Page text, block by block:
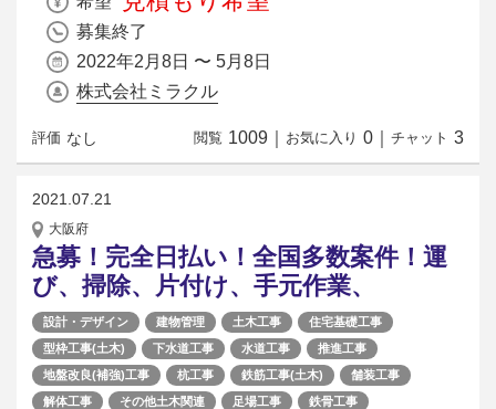
募集終了
2022年2月8日 〜 5月8日
株式会社ミラクル
評価 なし 閲覧 1009 お気に入り 0 チャット 3
2021.07.21
大阪府
急募！完全日払い！全国多数案件！運
び、掃除、片付け、手元作業、
設計・デザイン 建物管理 土木工事
住宅基礎工事
型枠工事(土木)
下水道工事 水道工事
推進工事
地盤改良(補強)工事
杭工事 鉄筋工事(土木)
舗装工事
解体工事
その他土木関連 足場工事
鉄骨工事